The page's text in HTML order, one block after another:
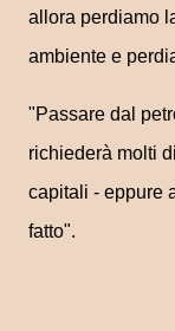
allora perdiamo
ambiente e
"Passare dal
richiederà molti
capitali - eppure
fatto".